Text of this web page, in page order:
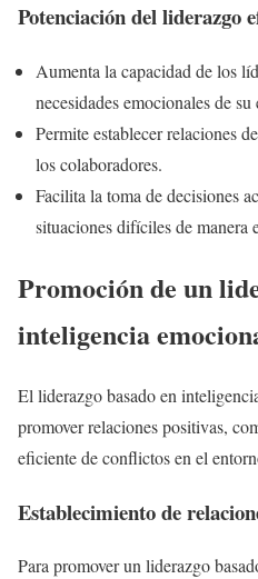
Potenciación del liderazgo
Aumenta la capacidad de los
necesidades emocionales de su
Permite establecer relaciones
los colaboradores.
Facilita la toma de decisiones
situaciones difíciles de manera
Promoción de un
inteligencia
El liderazgo basado en
promover relaciones positivas,
eficiente de conflictos en el
Establecimiento de
Para promover un liderazgo